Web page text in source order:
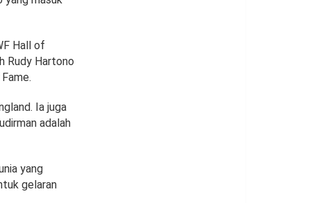
Hall of
Rudy Hartono
Ia juga
adalah
yang
gelaran